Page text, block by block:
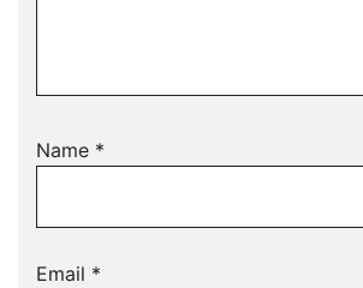
Name *
Email *